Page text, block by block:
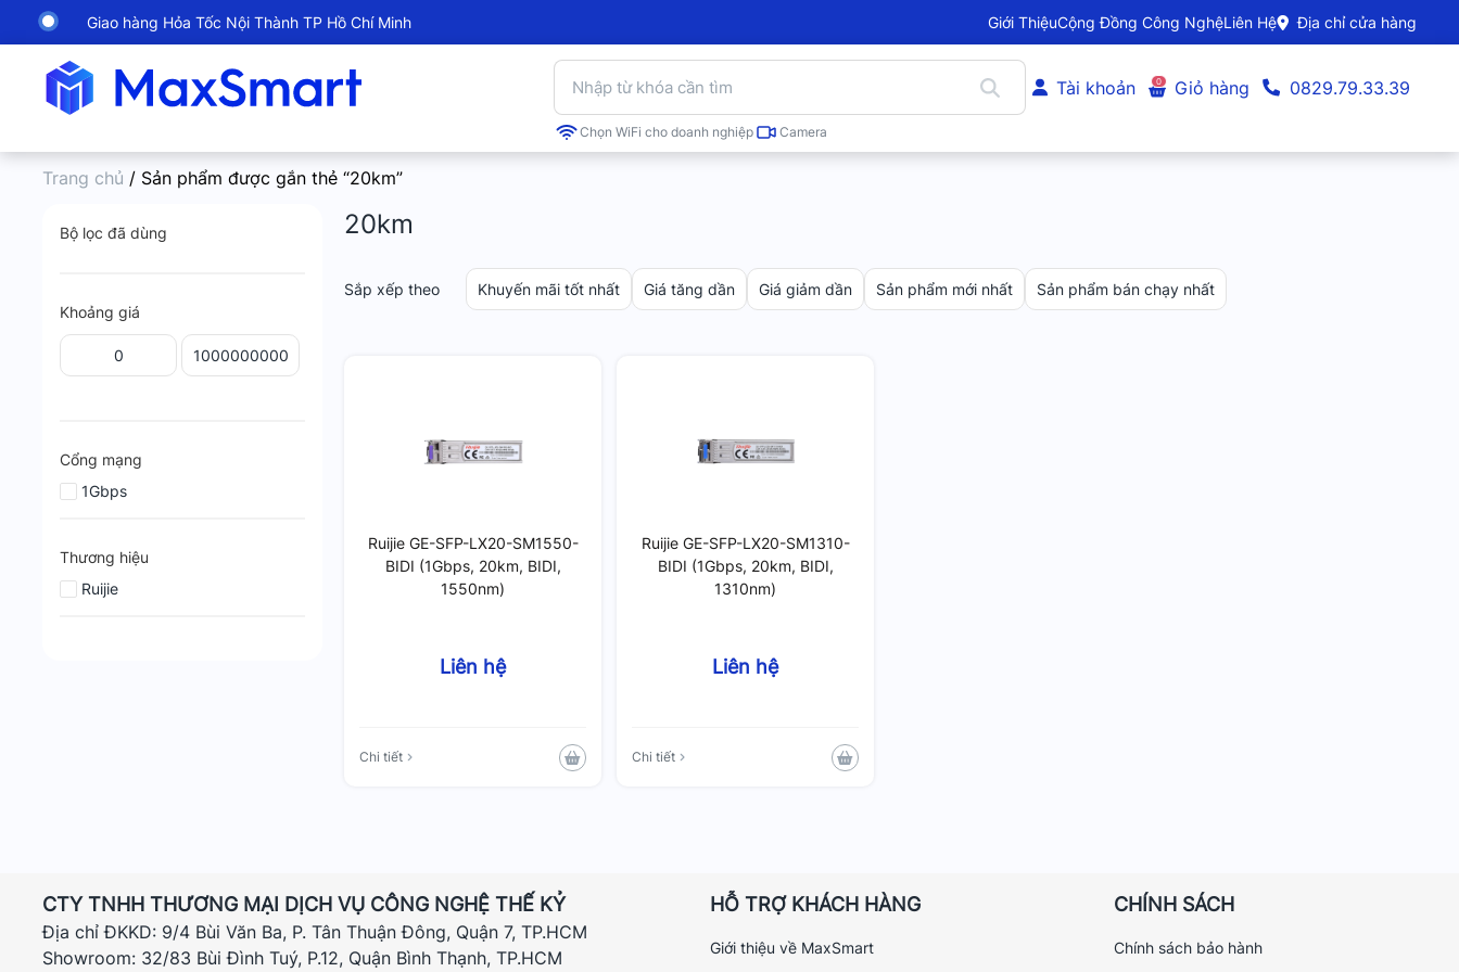
Giao hàng Hỏa Tốc Nội Thành TP Hồ Chí Minh Giới ThiệuCộng Đồng Công NghệLiên Hệ Địa chỉ cửa hàng
Chọn WiFi cho doanh nghiệp Camera
Tài khoản 0 Giỏ hàng 0829.79.33.39
Trang chủ / Sản phẩm được gắn thẻ “20km”
Bộ lọc đã dùng
Khoảng giá
Cổng mạng
1Gbps
Thương hiệu
Ruijie
20km
Sắp xếp theo Khuyến mãi tốt nhất Giá tăng dần Giá giảm dần Sản phẩm mới nhất Sản phẩm bán chạy nhất
Ruijie GE-SFP-LX20-SM1550-
BIDI (1Gbps, 20km, BIDI,
1550nm)
Liên hệ
Chi tiết
Ruijie GE-SFP-LX20-SM1310-
BIDI (1Gbps, 20km, BIDI,
1310nm)
Liên hệ
Chi tiết
CTY TNHH THƯƠNG MẠI DỊCH VỤ CÔNG NGHỆ THẾ KỶ
Địa chỉ ĐKKD: 9/4 Bùi Văn Ba, P. Tân Thuận Đông, Quận 7, TP.HCM
Showroom: 32/83 Bùi Đình Tuý, P.12, Quận Bình Thạnh, TP.HCM
HỖ TRỢ KHÁCH HÀNG
Giới thiệu về MaxSmart
CHÍNH SÁCH
Chính sách bảo hành